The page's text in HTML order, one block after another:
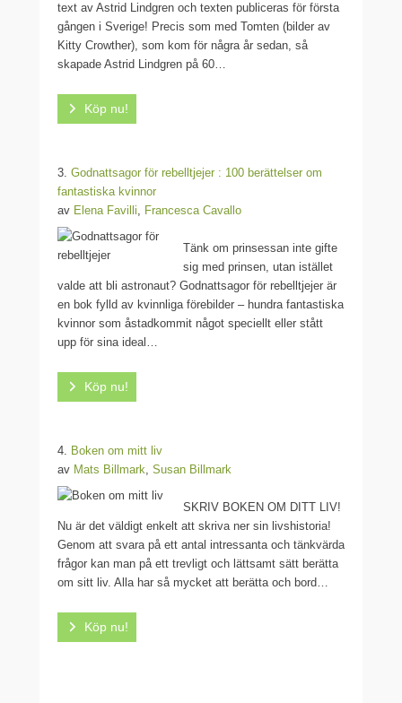
text av Astrid Lindgren och texten publiceras för första
gången i Sverige! Precis som med Tomten (bilder av
Kitty Crowther), som kom för några år sedan, så
skapade Astrid Lindgren på 60…
Köp nu!
3. Godnattsagor för rebelltjejer : 100 berättelser om
fantastiska kvinnor
av Elena Favilli, Francesca Cavallo
Tänk om prinsessan inte gifte
sig med prinsen, utan istället
valde att bli astronaut? Godnattsagor för rebelltjejer är
en bok fylld av kvinnliga förebilder – hundra fantastiska
kvinnor som åstadkommit något speciellt eller stått
upp för sina ideal…
Köp nu!
4. Boken om mitt liv
av Mats Billmark, Susan Billmark
SKRIV BOKEN OM DITT LIV!
Nu är det väldigt enkelt att skriva ner sin livshistoria!
Genom att svara på ett antal intressanta och tänkvärda
frågor kan man på ett trevligt och lättsamt sätt berätta
om sitt liv. Alla har så mycket att berätta och bord…
Köp nu!